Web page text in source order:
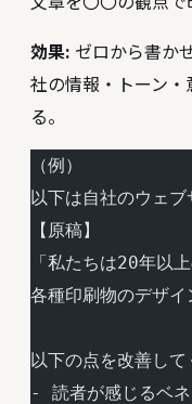
効果: ゼロから書か
社の情報・トーン
る。
（例）
以下は自社のウェ
【原稿】
「私たちは20年以
各種印刷物のデザ
以下の点を改善して
- 読者が感じるベネ